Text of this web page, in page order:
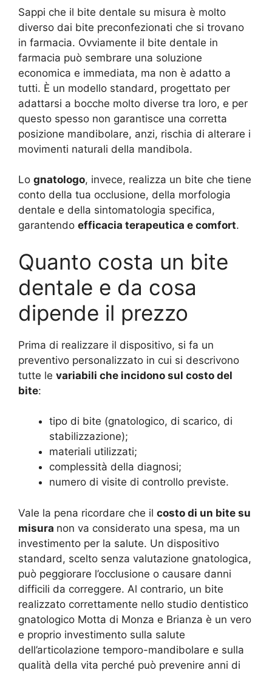
Sappi che il bite dentale su misura è molto
diverso dai bite preconfezionati che si trovano
in farmacia. Ovviamente il bite dentale in
farmacia può sembrare una soluzione
economica e immediata, ma non è adatto a
tutti. È un modello standard, progettato per
adattarsi a bocche molto diverse tra loro, e per
questo spesso non garantisce una corretta
posizione mandibolare, anzi, rischia di alterare i
movimenti naturali della mandibola.
Lo gnatologo, invece, realizza un bite che tiene
conto della tua occlusione, della morfologia
dentale e della sintomatologia specifica,
garantendo efficacia terapeutica e comfort.
Quanto costa un bite
dentale e da cosa
dipende il prezzo
Prima di realizzare il dispositivo, si fa un
preventivo personalizzato in cui si descrivono
tutte le variabili che incidono sul costo del
bite:
tipo di bite (gnatologico, di scarico, di
stabilizzazione);
materiali utilizzati;
complessità della diagnosi;
numero di visite di controllo previste.
Vale la pena ricordare che il costo di un bite su
misura non va considerato una spesa, ma un
investimento per la salute. Un dispositivo
standard, scelto senza valutazione gnatologica,
può peggiorare l’occlusione o causare danni
difficili da correggere. Al contrario, un bite
realizzato correttamente nello studio dentistico
gnatologico Motta di Monza e Brianza è un vero
e proprio investimento sulla salute
dell’articolazione temporo-mandibolare e sulla
qualità della vita perché può prevenire anni di